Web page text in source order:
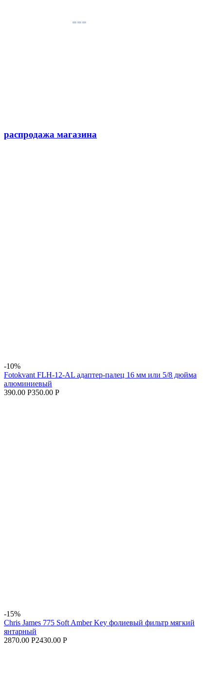
распродажа магазина
-10%
Fotokvant FLH-12-AL адаптер-палец 16 мм или 5/8 дюйма
алюминиевый
390.00 Р350.00 Р
-15%
Chris James 775 Soft Amber Key фолиевый фильтр мягкий
янтарный
2870.00 Р2430.00 Р